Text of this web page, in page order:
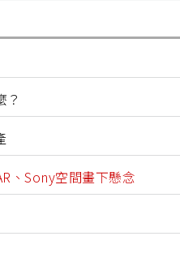
？
、Sony空間畫下懸念